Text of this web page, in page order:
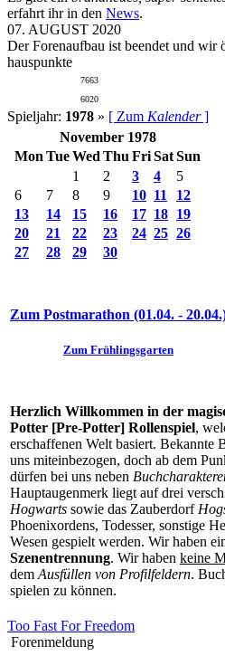
erfahrt ihr in den News.
07. AUGUST 2020
Der Forenaufbau ist beendet und wir
hauspunkte
7663
6020
Spieljahr: 1978 » [ Zum Kalender]
November 1978
Mon TueWed Thu FriSatSun
1
2 3 4
5
6
7 8 9 10 11
12
13
14 15 16 17 18 19
20
21 22 23 24 25 26
27
28 29 30
Zum Postmarathon (01.04. -
Zum Frühlingsgarten
Herzlich Willkommen in der
Potter [Pre-Potter] Rollenspiel,
erschaffenen Welt basiert. Bekannte
uns miteinbezogen, doch ab dem
dürfen bei uns neben
Hauptaugenmerk liegt auf drei
Hogwarts sowie das Zauberdorf
Phoenixordens, Todesser, sonstige
Wesen gespielt werden. Wir haben
Szenentrennung. Wir haben keine
dem Ausfüllen von Profilfeldern.
spielen zu können.
Too Fast For Freedom
Forenmeldung